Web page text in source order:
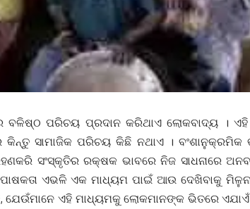
ବଳିଷ୍ଠ ପରିଚୟ ପ୍ରଦାନ କରିଥାଏ ଲୋକବାଦ୍ୟ ।
କିନ୍ତୁ ସାମାଜିକ ପରିଚୟ କିଛି ନଥାଏ ।
ସଂସ୍କୃତିର ରକ୍ଷକ ଭାବରେ ନିଜ ସାଧନାରେ
ଏଭଳି ଏକ ମାଧ୍ୟମ ପାଇଁ ଆଉ ଦେଖିବାକୁ
ଏହି ମାଧ୍ୟମକୁ ଲୋକମାନଙ୍କ ଭିତରେ